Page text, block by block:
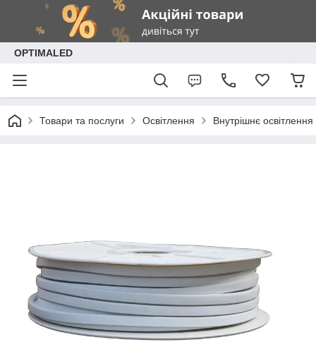
OPTIMALED
Товари та послуги Освітлення Внутрішнє освітлення